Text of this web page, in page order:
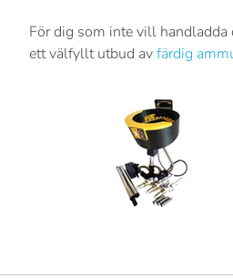
För dig som inte vill
ett välfyllt utbud avfärdig